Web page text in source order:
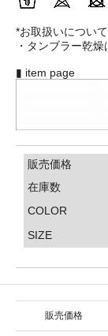
*お取扱いについ
・タンブラー乾燥
▮ item page
販売価格
在庫数
COLOR
SIZE
販売価格